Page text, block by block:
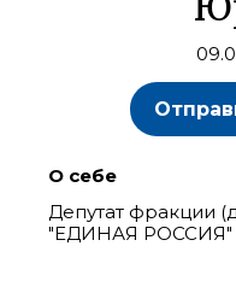
О себе
Депутат фракции
"ЕДИНАЯ РОССИЯ"